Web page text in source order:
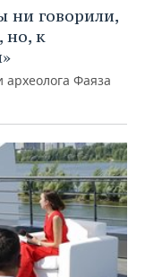
ни говорили,
но, к
Фаяза